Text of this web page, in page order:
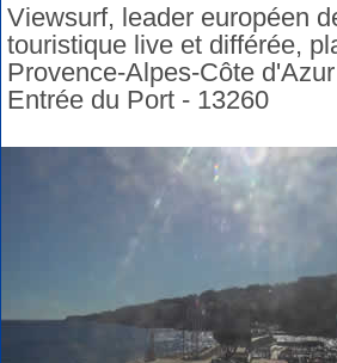
Viewsurf, leader européen
touristique live et différée,
Provence-Alpes-Côte
Entrée du Port - 13260